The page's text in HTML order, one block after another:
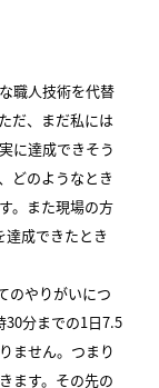
職人技術を代替
だ、まだ私には
に達成できそう
どのようなとき
。また現場の方
成できたとき
のやりがいにつ
30分までの1日7.5
ません。つまり
ます。その先の